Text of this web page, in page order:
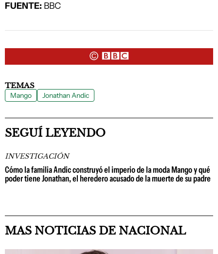
FUENTE: BBC
TEMAS
Mango Jonathan Andic
SEGUÍ LEYENDO
INVESTIGACIÓN
Cómo la familia Andic construyó el imperio de la moda Mango y qué
poder tiene Jonathan, el heredero acusado de la muerte de su padre
MAS NOTICIAS DE NACIONAL